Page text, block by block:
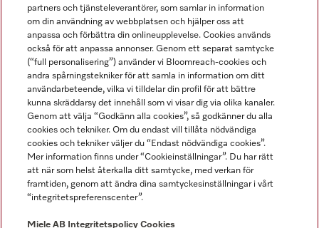
Miele AB
Allmänna villkor
Användarvillkor
Miele tillgänglighetsförklaring
Lagen om digitala tjänster
Miele på LinkedIn
Miele på Facebook
Miele på Instagram
Miele på Youtube
partners och tjänsteleverantörer, som samlar in information
om din användning av webbplatsen och hjälper oss att
anpassa och förbättra din onlineupplevelse. Cookies används
också för att anpassa annonser. Genom ett separat samtycke
(“full personalisering”) använder vi Bloomreach-cookies och
andra spårningstekniker för att samla in information om ditt
användarbeteende, vilka vi tilldelar din profil för att bättre
kunna skräddarsy det innehåll som vi visar dig via olika kanaler.
Genom att välja “Godkänn alla cookies”, så godkänner du alla
cookies och tekniker. Om du endast vill tillåta nödvändiga
cookies och tekniker väljer du “Endast nödvändiga cookies”.
Mer information finns under “Cookieinställningar”. Du har rätt
att när som helst återkalla ditt samtycke, med verkan för
framtiden, genom att ändra dina samtyckesinställningar i vårt
“integritetspreferenscenter”.
Miele AB Integritetspolicy Cookies